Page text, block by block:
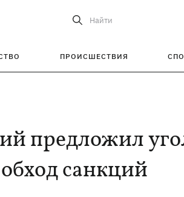
Найти
ПРОИСШЕСТВИЯ
предложил
санкций